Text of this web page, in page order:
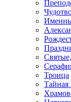
Троица
Тайная